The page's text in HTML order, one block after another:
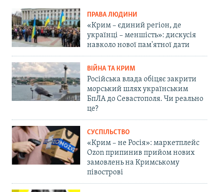
ПРАВА ЛЮДИНИ
«Крим – єдиний регіон, де
українці – меншість»: дискусія
навколо нової пам'ятної дати
ВІЙНА ТА КРИМ
Російська влада обіцяє закрити
морський шлях українським
БпЛА до Севастополя. Чи реально
це?
СУСПІЛЬСТВО
«Крим – не Росія»: маркетплейс
Ozon припинив прийом нових
замовлень на Кримському
півострові